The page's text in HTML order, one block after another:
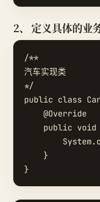
2、 定义具体的业
/**
汽车实现类
*/
public class
    @Override
public void
    }